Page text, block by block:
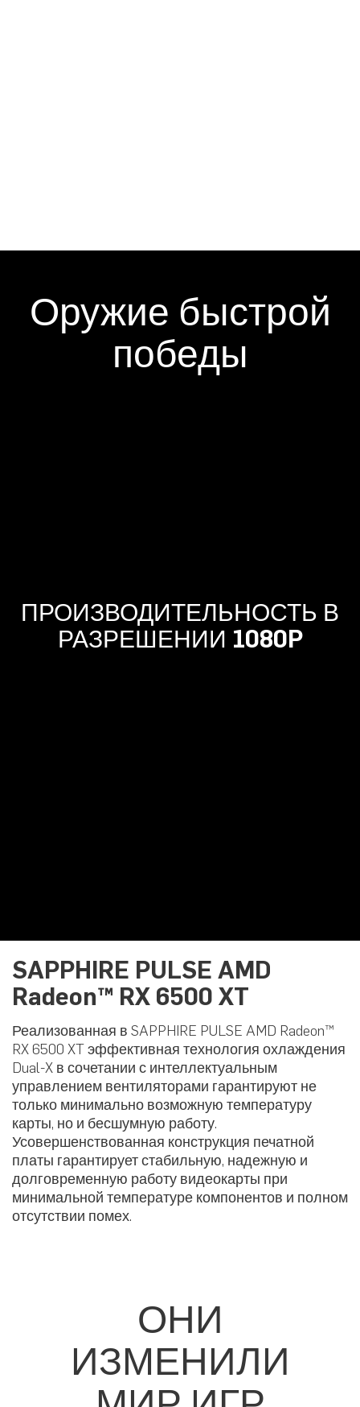
Оружие быстрой
победы
ПРОИЗВОДИТЕЛЬНОСТЬ В
РАЗРЕШЕНИИ 1080P
SAPPHIRE PULSE AMD
Radeon™ RX 6500 XT
Реализованная в SAPPHIRE PULSE AMD Radeon™
RX 6500 XT эффективная технология охлаждения
Dual-X в сочетании с интеллектуальным
управлением вентиляторами гарантируют не
только минимально возможную температуру
карты, но и бесшумную работу.
Усовершенствованная конструкция печатной
платы гарантирует стабильную, надежную и
долговременную работу видеокарты при
минимальной температуре компонентов и полном
отсутствии помех.
ОНИ
ИЗМЕНИЛИ